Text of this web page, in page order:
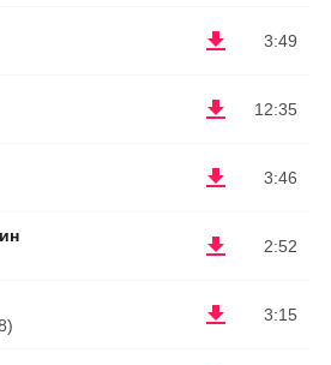
3:49
12:35
3:46
2:52
3:15